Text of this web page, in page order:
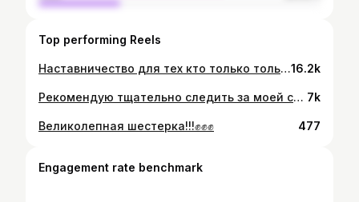
Top performing Reels
Наставничество для тех кто только только вступает в Бизнес Marine Health.16.2k
Рекомендую тщательно следить за моей страницей, потому что дальнейшие условия по отбору кандидата я озвучу в сторис. Для начала нажмите на колокольчик в правом верхнем углу. 7k
Великолепная шестерка!!!✊✊✊ 477
Engagement rate benchmark